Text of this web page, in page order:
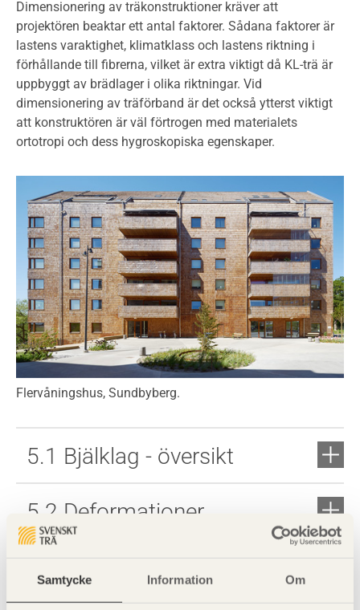
Samtycke Information Om
Dimensionering av träkonstruktioner kräver att
projektören beaktar ett antal faktorer. Sådana faktorer är
lastens varaktighet, klimatklass och lastens riktning i
förhållande till fibrerna, vilket är extra viktigt då KL-trä är
uppbyggt av brädlager i olika riktningar. Vid
dimensionering av träförband är det också ytterst viktigt
att konstruktören är väl förtrogen med materialets
ortotropi och dess hygroskopiska egenskaper.
Flervåningshus, Sundbyberg.
5.1 Bjälklag - översikt
5.2 Deformationer